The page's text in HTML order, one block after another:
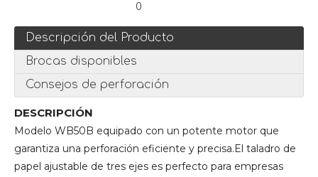
0
Descripción del Producto
Brocas disponibles
Consejos de perforación
DESCRIPCIÓN
Modelo WB50B equipado con un potente motor que
garantiza una perforación eficiente y precisa.El taladro de
papel ajustable de tres ejes es perfecto para empresas